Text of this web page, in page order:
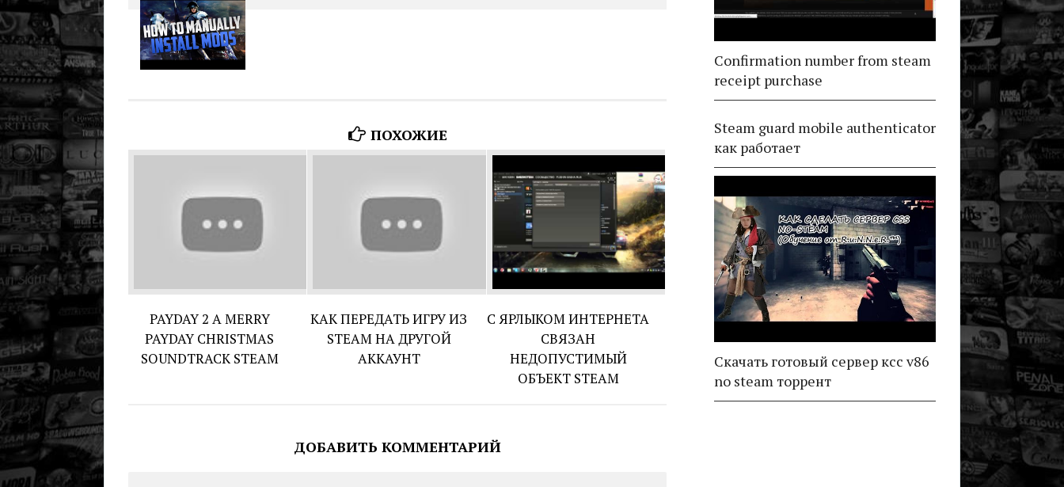
ПОХОЖИЕ
PAYDAY 2 A MERRY
PAYDAY CHRISTMAS
SOUNDTRACK STEAM
КАК ПЕРЕДАТЬ ИГРУ ИЗ
STEAM НА ДРУГОЙ
АККАУНТ
С ЯРЛЫКОМ ИНТЕРНЕТА
СВЯЗАН
НЕДОПУСТИМЫЙ
ОБЪЕКТ STEAM
ДОБАВИТЬ КОММЕНТАРИЙ
Confirmation number from steam
receipt purchase
Steam guard mobile authenticator
как работает
Скачать готовый сервер ксс v86
no steam торрент